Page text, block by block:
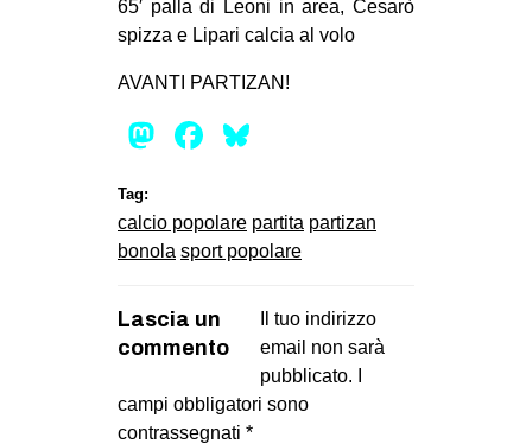
MEDIO ORIENTE
tw
bsky
ms
SEARCH
65′ palla di Leoni in area, Cesarò
spizza e Lipari calcia al volo
AVANTI PARTIZAN!
Mastodon
Facebook
Tag:
calcio popolare partita partizan
bonola sport popolare
Lascia un
commento
Il tuo indirizzo
email non sarà
pubblicato.
campi obbligatori sono
contrassegnati *